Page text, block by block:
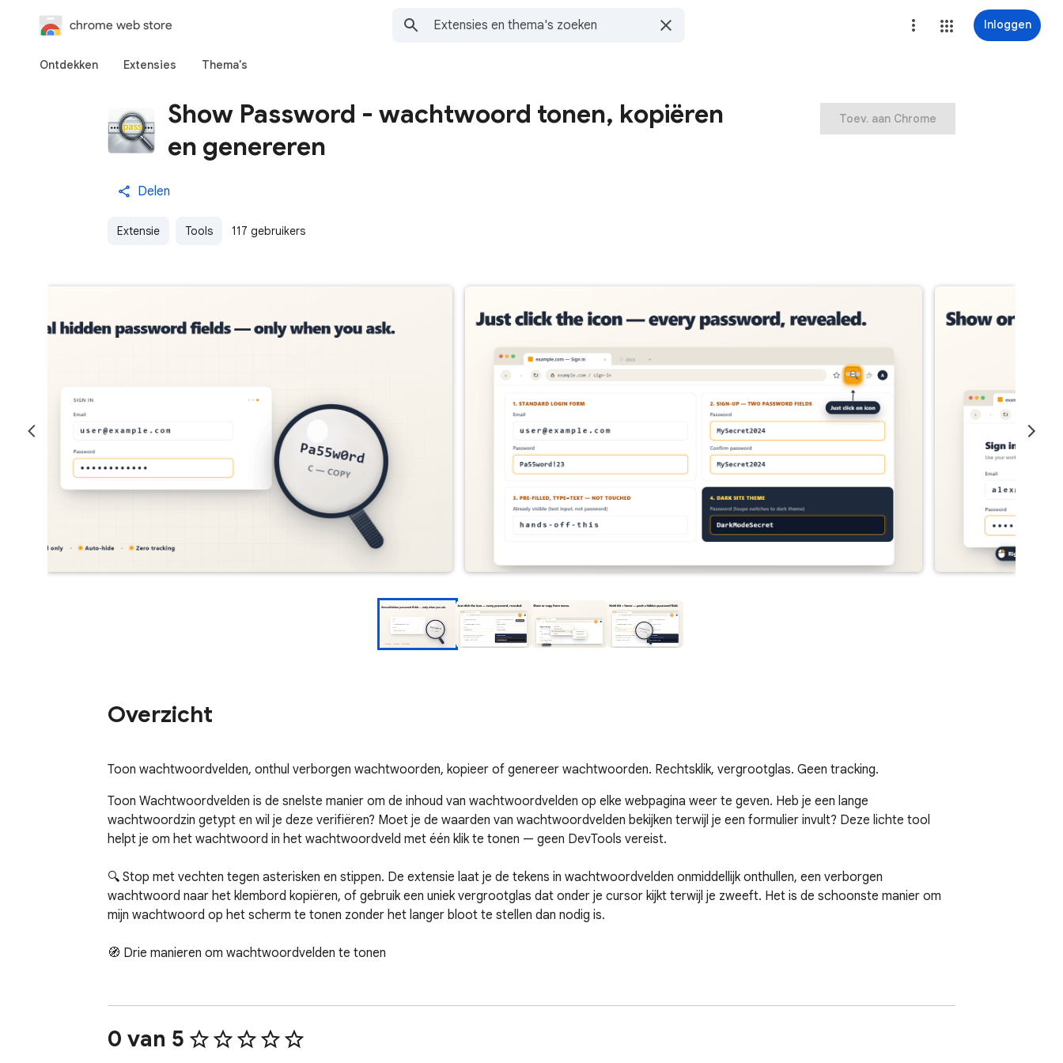
chrome web store Inloggen
Ontdekken Extensies Thema's
Show Password - wachtwoord tonen, kopiëren
en genereren
Delen
Extensie Tools 117 gebruikers
Toev. aan Chrome
Overzicht
Toon wachtwoordvelden, onthul verborgen wachtwoorden, kopieer of genereer wachtwoorden. Rechtsklik, vergrootglas. Geen tracking.
Toon Wachtwoordvelden is de snelste manier om de inhoud van wachtwoordvelden op elke webpagina weer te geven. Heb je een lange
wachtwoordzin getypt en wil je deze verifiëren? Moet je de waarden van wachtwoordvelden bekijken terwijl je een formulier invult? Deze lichte tool
helpt je om het wachtwoord in het wachtwoordveld met één klik te tonen — geen DevTools vereist.
🔍 Stop met vechten tegen asterisken en stippen. De extensie laat je de tekens in wachtwoordvelden onmiddellijk onthullen, een verborgen
wachtwoord naar het klembord kopiëren, of gebruik een uniek vergrootglas dat onder je cursor kijkt terwijl je zweeft. Het is de schoonste manier om
mijn wachtwoord op het scherm te tonen zonder het langer bloot te stellen dan nodig is.
🧭 Drie manieren om wachtwoordvelden te tonen
2. Rechtsklikmenu — kies Wachtwoord tonen of Wachtwoord kopiëren op een gefocust veld
3. Hover-vergrootglas — houd Alt ingedrukt (of Ctrl/Shift, jouw keuze), beweeg je cursor, en een zwevend vergrootglas onthult de waarde eronder.
Druk op C terwijl het vergrootglas zichtbaar is om die waarde te kopiëren zonder ooit te klikken
0 van 5